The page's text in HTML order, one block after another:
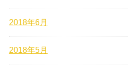
2018年6月
2018年5月